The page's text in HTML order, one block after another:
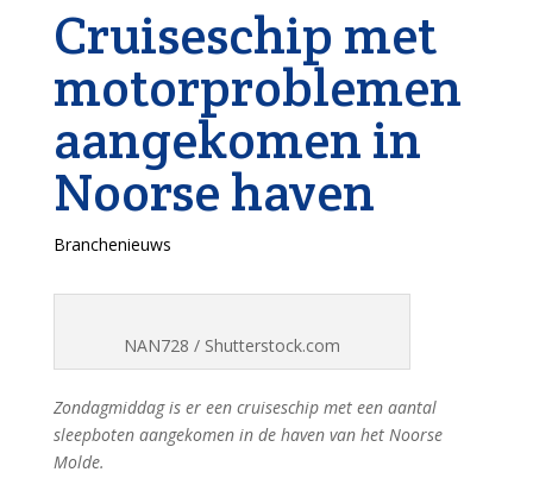
Cruiseschip met
motorproblemen
aangekomen in
Noorse haven
Branchenieuws
NAN728 / Shutterstock.com
Zondagmiddag is er een cruiseschip met een aantal
sleepboten aangekomen in de haven van het Noorse
Molde.